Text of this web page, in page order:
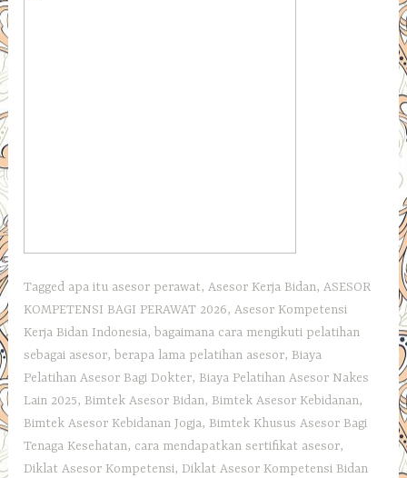
Tagged apa itu asesor perawat,Asesor Kerja Bidan,ASESOR
KOMPETENSI BAGI PERAWAT 2026,Asesor Kompetensi
Kerja Bidan Indonesia, bagaimana cara mengikuti pelatihan
sebagai asesor, berapa lama pelatihan asesor, Biaya
Pelatihan Asesor Bagi Dokter, Biaya Pelatihan Asesor Nakes
Lain 2025, Bimtek Asesor Bidan, Bimtek Asesor Kebidanan,
Bimtek Asesor Kebidanan Jogja, Bimtek Khusus Asesor Bagi
Tenaga Kesehatan, cara mendapatkan sertifikat asesor,
Diklat Asesor Kompetensi,Diklat Asesor Kompetensi Bidan